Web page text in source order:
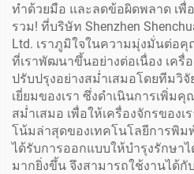
ทำด้วยมือ และลดข้อผิดพลาด เพื่
รวม! ที่บริษัท Shenzhen
Ltd. เราภูมิใจในความมุ่งมั่นต่อ
ที่เราพัฒนาขึ้นอย่างต่อเนื่อง เครื่
ปรับปรุงอย่างสม่ำเสมอโดยทีมวิ
เยี่ยมของเรา ซึ่งดำเนินการเพิ่ม
สม่ำเสมอ เพื่อให้เครื่องจักรของ
โน้มล่าสุดของเทคโนโลยีการพิม
ได้รับการออกแบบให้บำรุงรักษา
มากยิ่งขึ้น จึงสามารถใช้งานได้